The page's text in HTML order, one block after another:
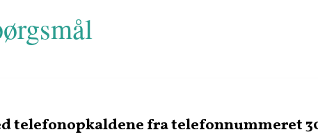
telefonopkaldene fra telefonnummeret